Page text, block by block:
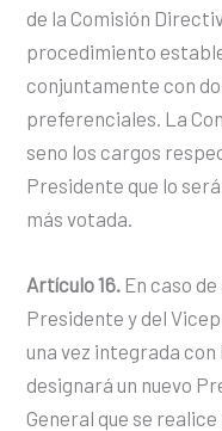
de la Comisión
procedimiento
conjuntamente con
preferenciales. La
seno los cargos
Presidente que lo
más votada.
Artículo 16. En caso
Presidente y del
una vez integrada
designará un nuevo
General que se